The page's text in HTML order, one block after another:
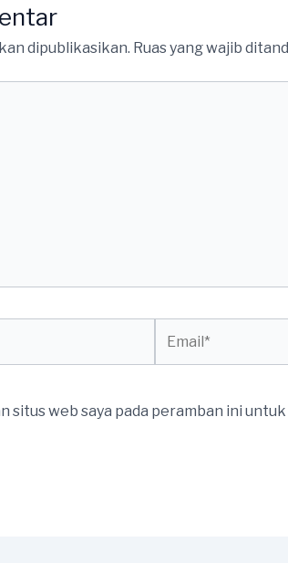
dipublikasikan. Ruas yang wajib
situs web saya pada peramban ini